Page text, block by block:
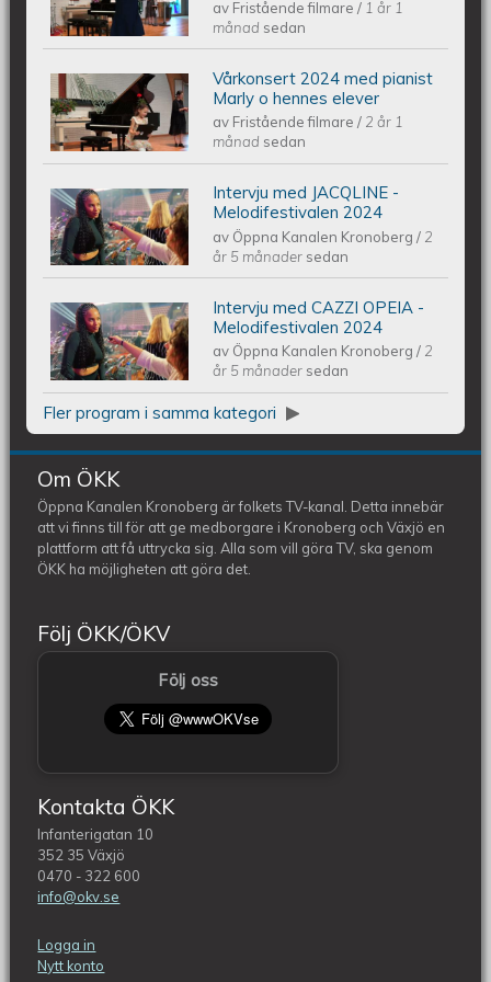
Vårkonsert EQUMkyrkan 250607
av Fristående filmare/ 1 år 1
månad sedan
Piano Marly Azevedo Andersson
Vårkonsert EQUMENIAkyrkan
240608
Vårkonsert 2024 med pianist
Marly o hennes elever
av Fristående filmare/ 2 år 1
månad sedan
Intervju med JACQLINE -
Melodifestivalen 2024
Intervju med JACQLINE -
Melodifestivalen 2024
av Öppna Kanalen Kronoberg/ 2
år 5 månader sedan
Intervju med CAZZI OPEIA -
Melodifestivalen 2024
Intervju med CAZZI OPEIA -
Melodifestivalen 2024
av Öppna Kanalen Kronoberg/ 2
år 5 månader sedan
Fler program i samma kategori
Om ÖKK
Öppna Kanalen Kronoberg är folkets TV-kanal. Detta innebär
att vi finns till för att ge medborgare i Kronoberg och Växjö en
plattform att få uttrycka sig. Alla som vill göra TV, ska genom
ÖKK ha möjligheten att göra det.
Följ ÖKK/ÖKV
Följ oss
Kontakta ÖKK
Infanterigatan 10
352 35 Växjö
0470 - 322 600
info@okv.se
Logga in
Nytt konto